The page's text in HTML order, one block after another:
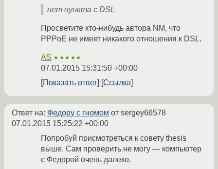
нет пункта с DSL
Просветите кто-нибудь автора NM, что
PPPoE не имеет никакого отношения к DSL.
AS ★★★★★
07.01.2015 15:31:50 +00:00
Показать ответ
Ссылка
Ответ на: Федору с гномом от sergey66578
07.01.2015 15:25:22 +00:00
Попробуй присмотреться к совету thesis
выше. Сам проверить не могу — компьютер
с Федорой очень далеко.